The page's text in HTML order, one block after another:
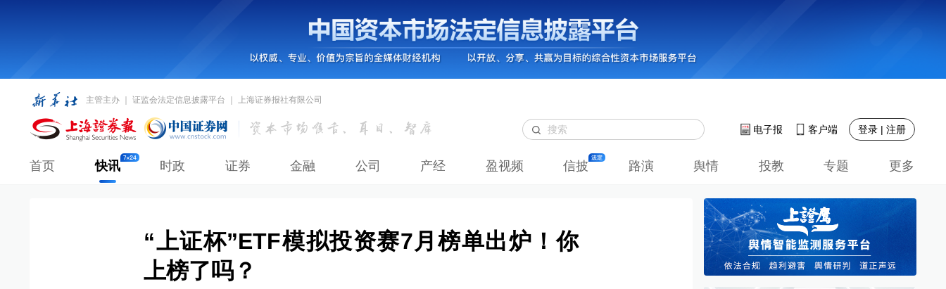
主管主办 ｜ 证监会法定信息披露平台 ｜ 上海证券报社有限公司
电子报 客户端 登录 | 注册
首页 快讯 时政 证券 金融 公司 产经 盈视频 信披 路演 舆情 投教 专题 更多
“上证杯”ETF模拟投资赛7月榜单出炉！你
上榜了吗？